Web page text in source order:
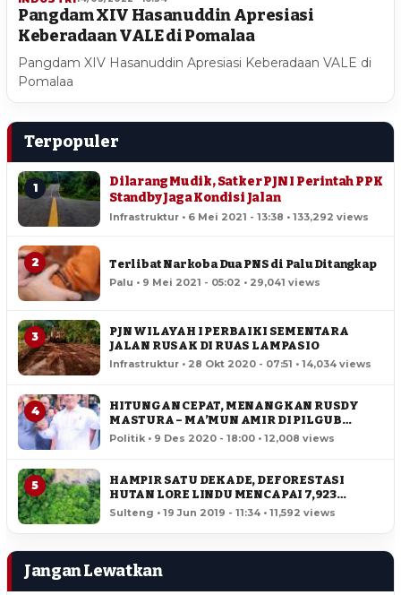
Pangdam XIV Hasanuddin Apresiasi
Keberadaan VALE di Pomalaa
Pangdam XIV Hasanuddin Apresiasi Keberadaan VALE di
Pomalaa
Terpopuler
1
Dilarang Mudik, Satker PJN I Perintah PPK
Standby Jaga Kondisi Jalan
Infrastruktur • 6 Mei 2021 - 13:38 • 133,292 views
2 Terlibat Narkoba Dua PNS di Palu Ditangkap
Palu • 9 Mei 2021 - 05:02 • 29,041 views
3
PJN WILAYAH I PERBAIKI SEMENTARA
JALAN RUSAK DI RUAS LAMPASIO
Infrastruktur • 28 Okt 2020 - 07:51 • 14,034 views
4
HITUNGAN CEPAT, MENANGKAN RUSDY
MASTURA – MA’MUN AMIR DI PILGUB
SULTENG
Politik • 9 Des 2020 - 18:00 • 12,008 views
5
HAMPIR SATU DEKADE, DEFORESTASI
HUTAN LORE LINDU MENCAPAI 7,923
HEKTAR
Sulteng • 19 Jun 2019 - 11:34 • 11,592 views
Jangan Lewatkan